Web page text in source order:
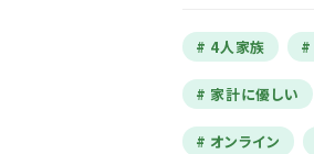
4人家族
家計に優しい
オンライン